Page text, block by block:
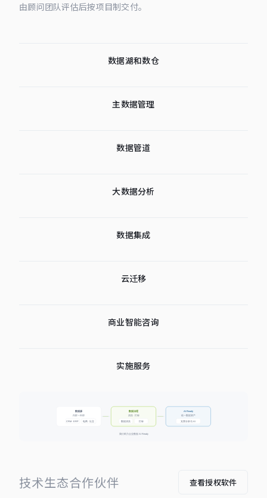
由顾问团队评估后按项目制交付。
数据湖和数仓
主数据管理
数据管道
大数据分析
数据集成
云迁移
商业智能咨询
实施服务
技术生态合作伙伴 查看授权软件